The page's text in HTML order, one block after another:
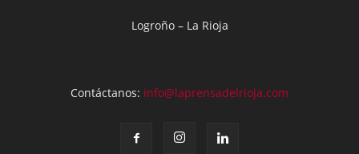
Logroño – La Rioja
Contáctanos: info@laprensadelrioja.com